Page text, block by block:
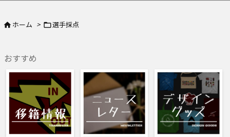
 ホーム > 選手採点
おすすめ